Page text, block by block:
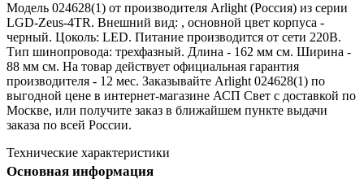
Модель 024628(1) от производителя Arlight (Россия) из серии
LGD-Zeus-4TR. Внешний вид: , основной цвет корпуса -
черный. Цоколь: LED. Питание производится от сети 220В.
Тип шинопровода: трехфазный. Длина - 162 мм см. Ширина -
88 мм см. На товар действует официальная гарантия
производителя - 12 мес. Заказывайте Arlight 024628(1) по
выгодной цене в интернет-магазине АСП Свет с доставкой по
Москве, или получите заказ в ближайшем пункте выдачи
заказа по всей России.
Технические характеристики
Основная информация